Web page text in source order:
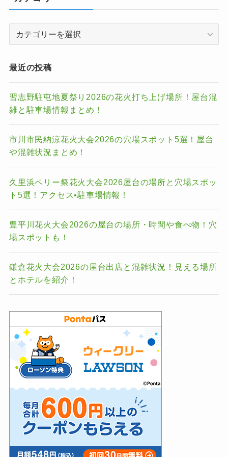
リ
最近の投稿
習志野駐屯地夏祭り2026の花火打ち上げ場所！屋台混
雑と駐車場情報まとめ！
市川市民納涼花火大会2026の穴場スポット5選！屋台
や混雑状況まとめ！
久里浜ペリー祭花火大会2026屋台の場所と穴場スポッ
ト5選！アクセス•駐車場情報！
豊平川花火大会2026の屋台の場所・時間や食べ物！穴
場スポットも！
鎌倉花火大会2026の屋台出店と混雑状況！見える場所
とホテルを紹介！